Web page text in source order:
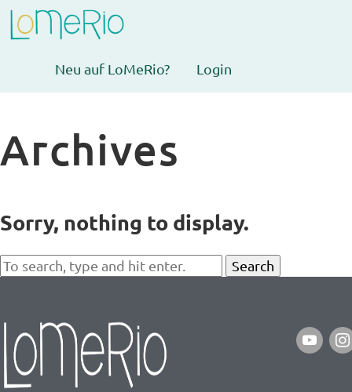
Neu auf LoMeRio? Login
Archives
Sorry, nothing to display.
Search
youtube